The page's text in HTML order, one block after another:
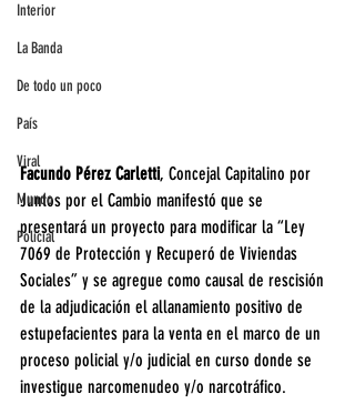
Interior
La Banda
De todo un poco
País
Viral
Mundo
Policial
Facundo Pérez Carletti, Concejal Capitalino por
Juntos por el Cambio manifestó que se
presentará un proyecto para modificar la “Ley
7069 de Protección y Recuperó de Viviendas
Sociales” y se agregue como causal de rescisión
de la adjudicación el allanamiento positivo de
estupefacientes para la venta en el marco de un
proceso policial y/o judicial en curso donde se
investigue narcomenudeo y/o narcotráfico.